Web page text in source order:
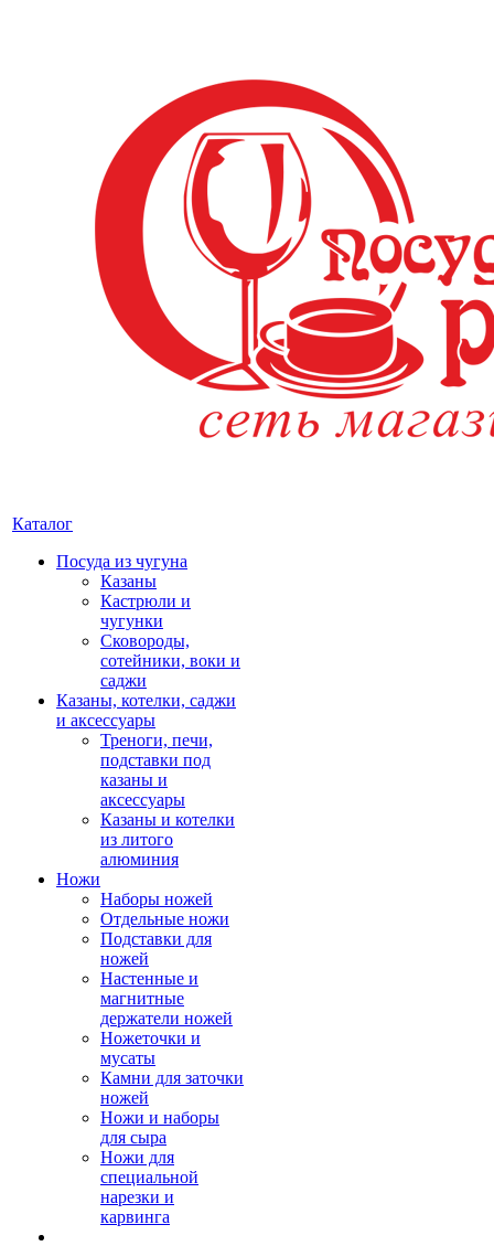
Каталог
Посуда из чугуна
Казаны
Кастрюли и
чугунки
Сковороды,
сотейники, воки и
саджи
Казаны, котелки, саджи
и аксессуары
Треноги, печи,
подставки под
казаны и
аксессуары
Казаны и котелки
из литого
алюминия
Ножи
Наборы ножей
Отдельные ножи
Подставки для
ножей
Настенные и
магнитные
держатели ножей
Ножеточки и
мусаты
Камни для заточки
ножей
Ножи и наборы
для сыра
Ножи для
специальной
нарезки и
карвинга